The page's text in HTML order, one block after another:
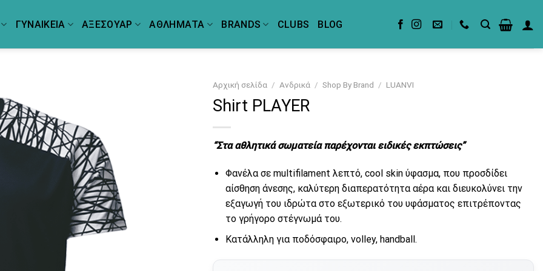
ΓΥΝΑΙΚΕΙΑ ΑΞΕΣΟΥΑΡ ΑΘΛΗΜΑΤΑ BRANDS CLUBS BLOG
Αρχική σελίδα / Ανδρικά / Shop By Brand / LUANVI
Shirt PLAYER
“Στα αθλητικά σωματεία παρέχονται ειδικές εκπτώσεις”
Φανέλα σε multifilament λεπτό, cool skin ύφασμα, που προσδίδει
αίσθηση άνεσης, καλύτερη διαπερατότητα αέρα και διευκολύνει την
εξαγωγή του ιδρώτα στο εξωτερικό του υφάσματος επιτρέποντας
το γρήγορο στέγνωμά του.
Κατάλληλη για ποδόσφαιρο, volley, handball.